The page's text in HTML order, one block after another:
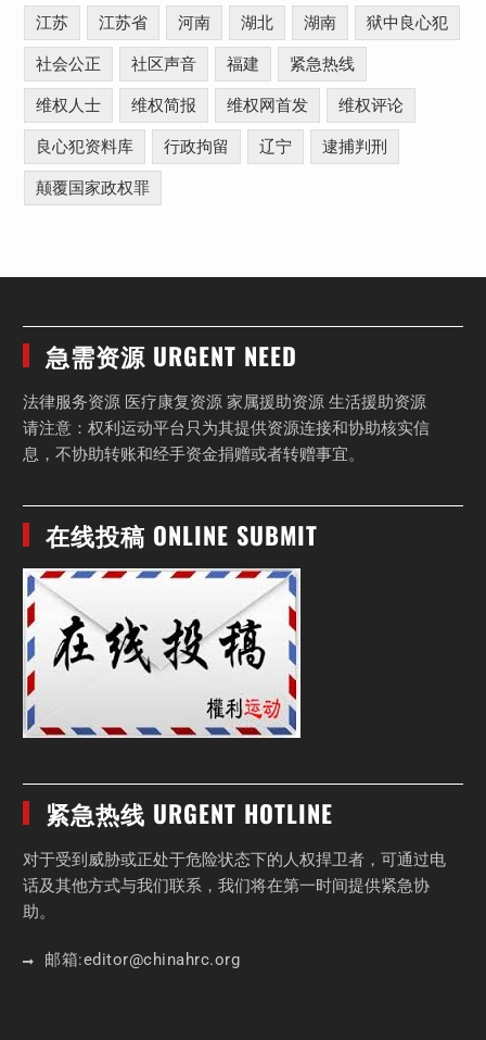
江苏 江苏省 河南 湖北 湖南 狱中良心犯
社会公正 社区声音 福建 紧急热线
维权人士 维权简报 维权网首发 维权评论
良心犯资料库 行政拘留 辽宁 逮捕判刑
颠覆国家政权罪
急需资源 URGENT NEED
法律服务资源 医疗康复资源 家属援助资源 生活援助资源
请注意：权利运动平台只为其提供资源连接和协助核实信
息，不协助转账和经手资金捐赠或者转赠事宜。
在线投稿 ONLINE SUBMIT
紧急热线 URGENT HOTLINE
对于受到威胁或正处于危险状态下的人权捍卫者，可通过电
话及其他方式与我们联系，我们将在第一时间提供紧急协
助。
邮箱:editor@chinahrc.org